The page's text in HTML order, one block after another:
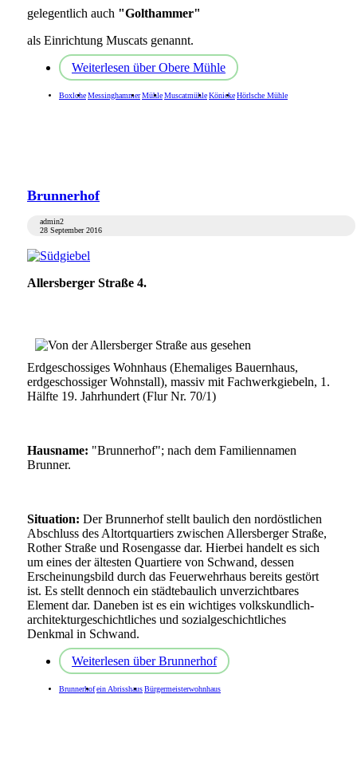
gelegentlich auch "Golthammer"
als Einrichtung Muscats genannt.
Weiterlesen über Obere Mühle
BoxloheMessinghammerMühleMuscatmühleKönickeHörlsche Mühle
Brunnerhof
admin2
28 September 2016
Allersberger Straße 4.
Erdgeschossiges Wohnhaus (Ehemaliges Bauernhaus,
erdgeschossiger Wohnstall), massiv mit Fachwerkgiebeln, 1.
Hälfte 19. Jahrhundert (Flur Nr. 70/1)
Hausname: "Brunnerhof"; nach dem Familiennamen
Brunner.
Situation: Der Brunnerhof stellt baulich den nordöstlichen
Abschluss des Altortquartiers zwischen Allersberger Straße,
Rother Straße und Rosengasse dar. Hierbei handelt es sich
um eines der ältesten Quartiere von Schwand, dessen
Erscheinungsbild durch das Feuerwehrhaus bereits gestört
ist. Es stellt dennoch ein städtebaulich unverzichtbares
Element dar. Daneben ist es ein wichtiges volkskundlich-
architekturgeschichtliches und sozialgeschichtliches
Denkmal in Schwand.
Weiterlesen über Brunnerhof
Brunnerhofein AbrisshausBürgermeisterwohnhaus